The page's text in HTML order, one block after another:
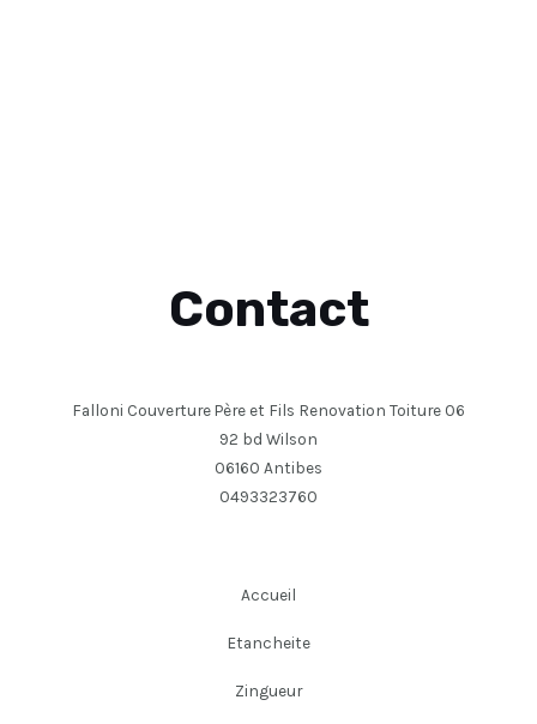
Contact
Falloni Couverture Père et Fils Renovation Toiture 06
92 bd Wilson
06160 Antibes
0493323760
Accueil
Etancheite
Zingueur